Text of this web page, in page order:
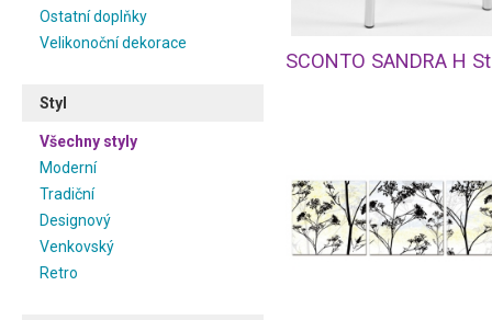
Ostatní doplňky
Velikonoční dekorace
Styl
Všechny styly
Moderní
Tradiční
Designový
Venkovský
Retro